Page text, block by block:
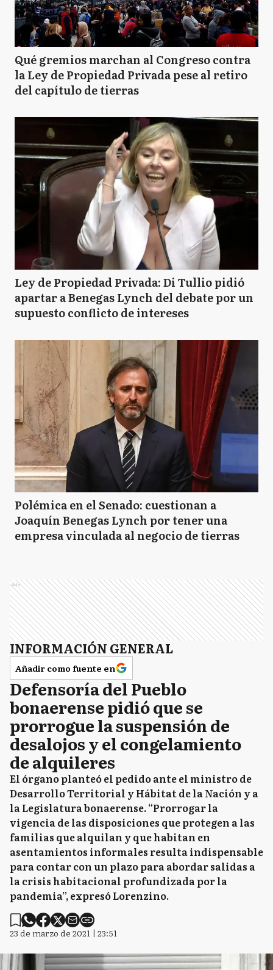
Qué gremios marchan al Congreso contra
la Ley de Propiedad Privada pese al retiro
del capítulo de tierras
Ley de Propiedad Privada: Di Tullio pidió
apartar a Benegas Lynch del debate por un
supuesto conflicto de intereses
Polémica en el Senado: cuestionan a
Joaquín Benegas Lynch por tener una
empresa vinculada al negocio de tierras
Ads
INFORMACIÓN GENERAL
Añadir como fuente en
Defensoría del Pueblo
bonaerense pidió que se
prorrogue la suspensión de
desalojos y el congelamiento
de alquileres
El órgano planteó el pedido ante el ministro de
Desarrollo Territorial y Hábitat de la Nación y a
la Legislatura bonaerense. “Prorrogar la
vigencia de las disposiciones que protegen a las
familias que alquilan y que habitan en
asentamientos informales resulta indispensable
para contar con un plazo para abordar salidas a
la crisis habitacional profundizada por la
pandemia”, expresó Lorenzino.
23 de marzo de 2021 | 23:51